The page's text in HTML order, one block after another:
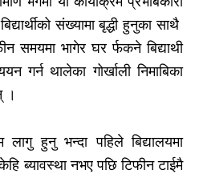
संख्यामा बृद्धी हुनुका साथै
समयमा भागेर घर र्फकने बिद्याथी
गर्न थालेका गोर्खाली निमाबिका
।
हुनु भन्दा पहिले बिद्यालयमा
केहि ब्यावस्था नभए पछि टिफीन टाईमै